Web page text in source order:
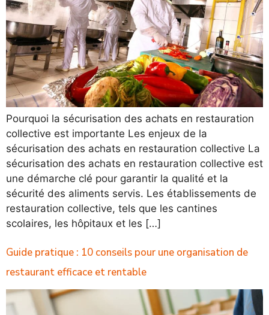
Pourquoi la sécurisation des achats en restauration
collective est importante Les enjeux de la
sécurisation des achats en restauration collective La
sécurisation des achats en restauration collective est
une démarche clé pour garantir la qualité et la
sécurité des aliments servis. Les établissements de
restauration collective, tels que les cantines
scolaires, les hôpitaux et les […]
Guide pratique : 10 conseils pour une organisation de
restaurant efficace et rentable